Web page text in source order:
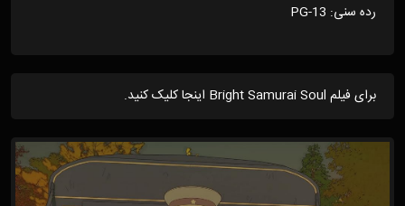
رده سنی: PG-13
برای فیلم Bright Samurai Soul اینجا کلیک کنید.